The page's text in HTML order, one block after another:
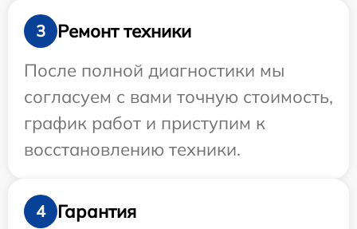
3
Ремонт техники
После полной диагностики мы
согласуем с вами точную стоимость,
график работ и приступим к
восстановлению техники.
4 Гарантия